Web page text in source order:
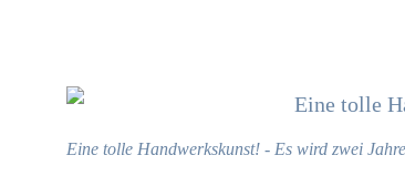
Eine tolle Handwerkskunst! - Es wird zwei